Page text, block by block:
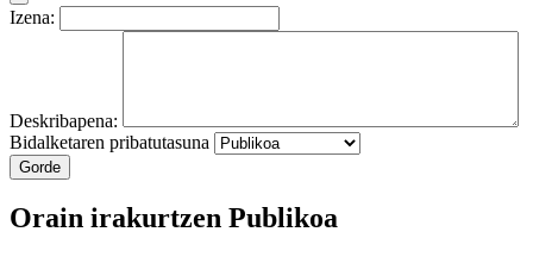
Izena:
Deskribapena:
Bidalketaren pribatutasuna
Gorde
Orain irakurtzen Publikoa